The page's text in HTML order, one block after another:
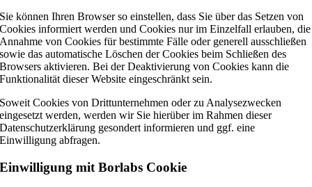
Sie können Ihren Browser so einstellen, dass Sie über das Setzen von
Cookies informiert werden und Cookies nur im Einzelfall erlauben, die
Annahme von Cookies für bestimmte Fälle oder generell ausschließen
sowie das automatische Löschen der Cookies beim Schließen des
Browsers aktivieren. Bei der Deaktivierung von Cookies kann die
Funktionalität dieser Website eingeschränkt sein.
Soweit Cookies von Drittunternehmen oder zu Analysezwecken
eingesetzt werden, werden wir Sie hierüber im Rahmen dieser
Datenschutzerklärung gesondert informieren und ggf. eine
Einwilligung abfragen.
Einwilligung mit Borlabs Cookie